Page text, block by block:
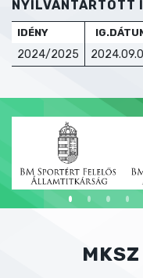
NYILVÁNTARTOTT
IDÉNY
2024/2025